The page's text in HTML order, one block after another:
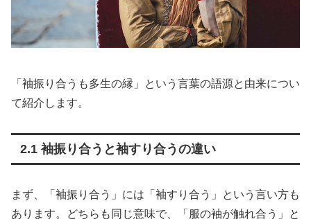
「袖振り合うも多生の縁」という言葉の語源と由来につい
て紹介します。
2.1 袖振り合うと袖すり合うの違い
まず、「袖振り合う」には「袖すり合う」という言い方も
あります。どちらも同じ意味で、「服の袖が触れ合う」と